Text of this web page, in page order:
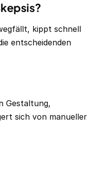
kippt schnell
entscheidenden
Gestaltung,
sich von manueller